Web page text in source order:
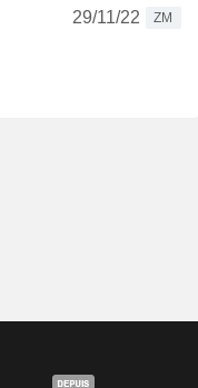
29/11/22
ZM